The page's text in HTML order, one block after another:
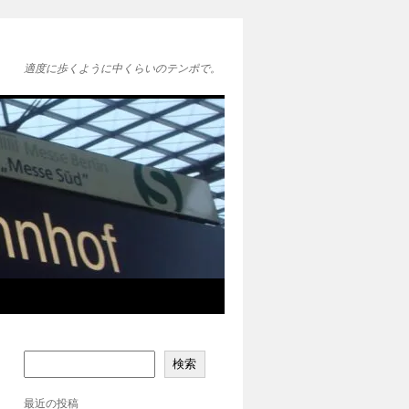
適度に歩くように中くらいのテンポで。
検索
最近の投稿